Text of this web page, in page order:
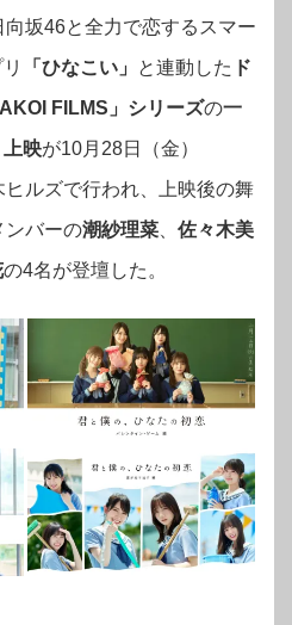
向坂46と全力で恋するスマー
「ひなこい」 と連動した ド
FILMS」シリーズの一
映が10月28日（金）
ヒルズで行われ、上映後の舞
ンバーの潮紗理菜
佐々木美
の4名が登壇した。